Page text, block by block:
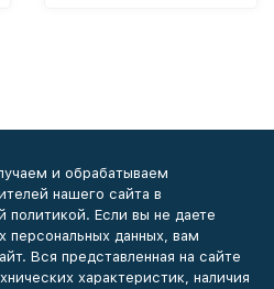
и обрабатываем
нашего сайта в
политикой. Если вы не даете
персональных данных, вам
Вся представленная на сайте
характеристик, наличия